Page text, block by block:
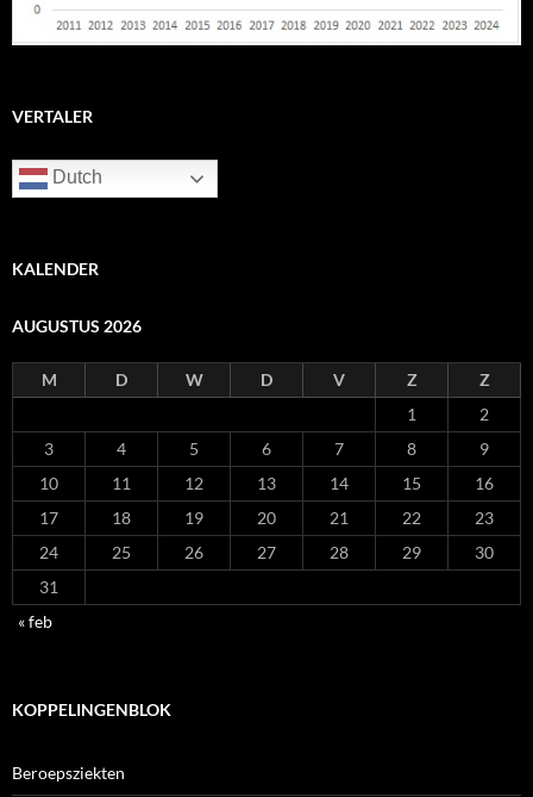
VERTALER
Dutch
KALENDER
AUGUSTUS 2026
M D W D V Z
Z
1
2
3
4 5 6 7 8
9
10
11 12 13 14 15
16
17
18 19 20 21 22
23
24
25 26 27 28 29
30
31
« feb
KOPPELINGENBLOK
Beroepsziekten